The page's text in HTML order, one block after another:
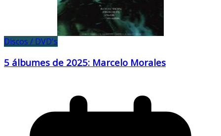
Discos / DVD's
5 álbumes de 2025: Marcelo Morales